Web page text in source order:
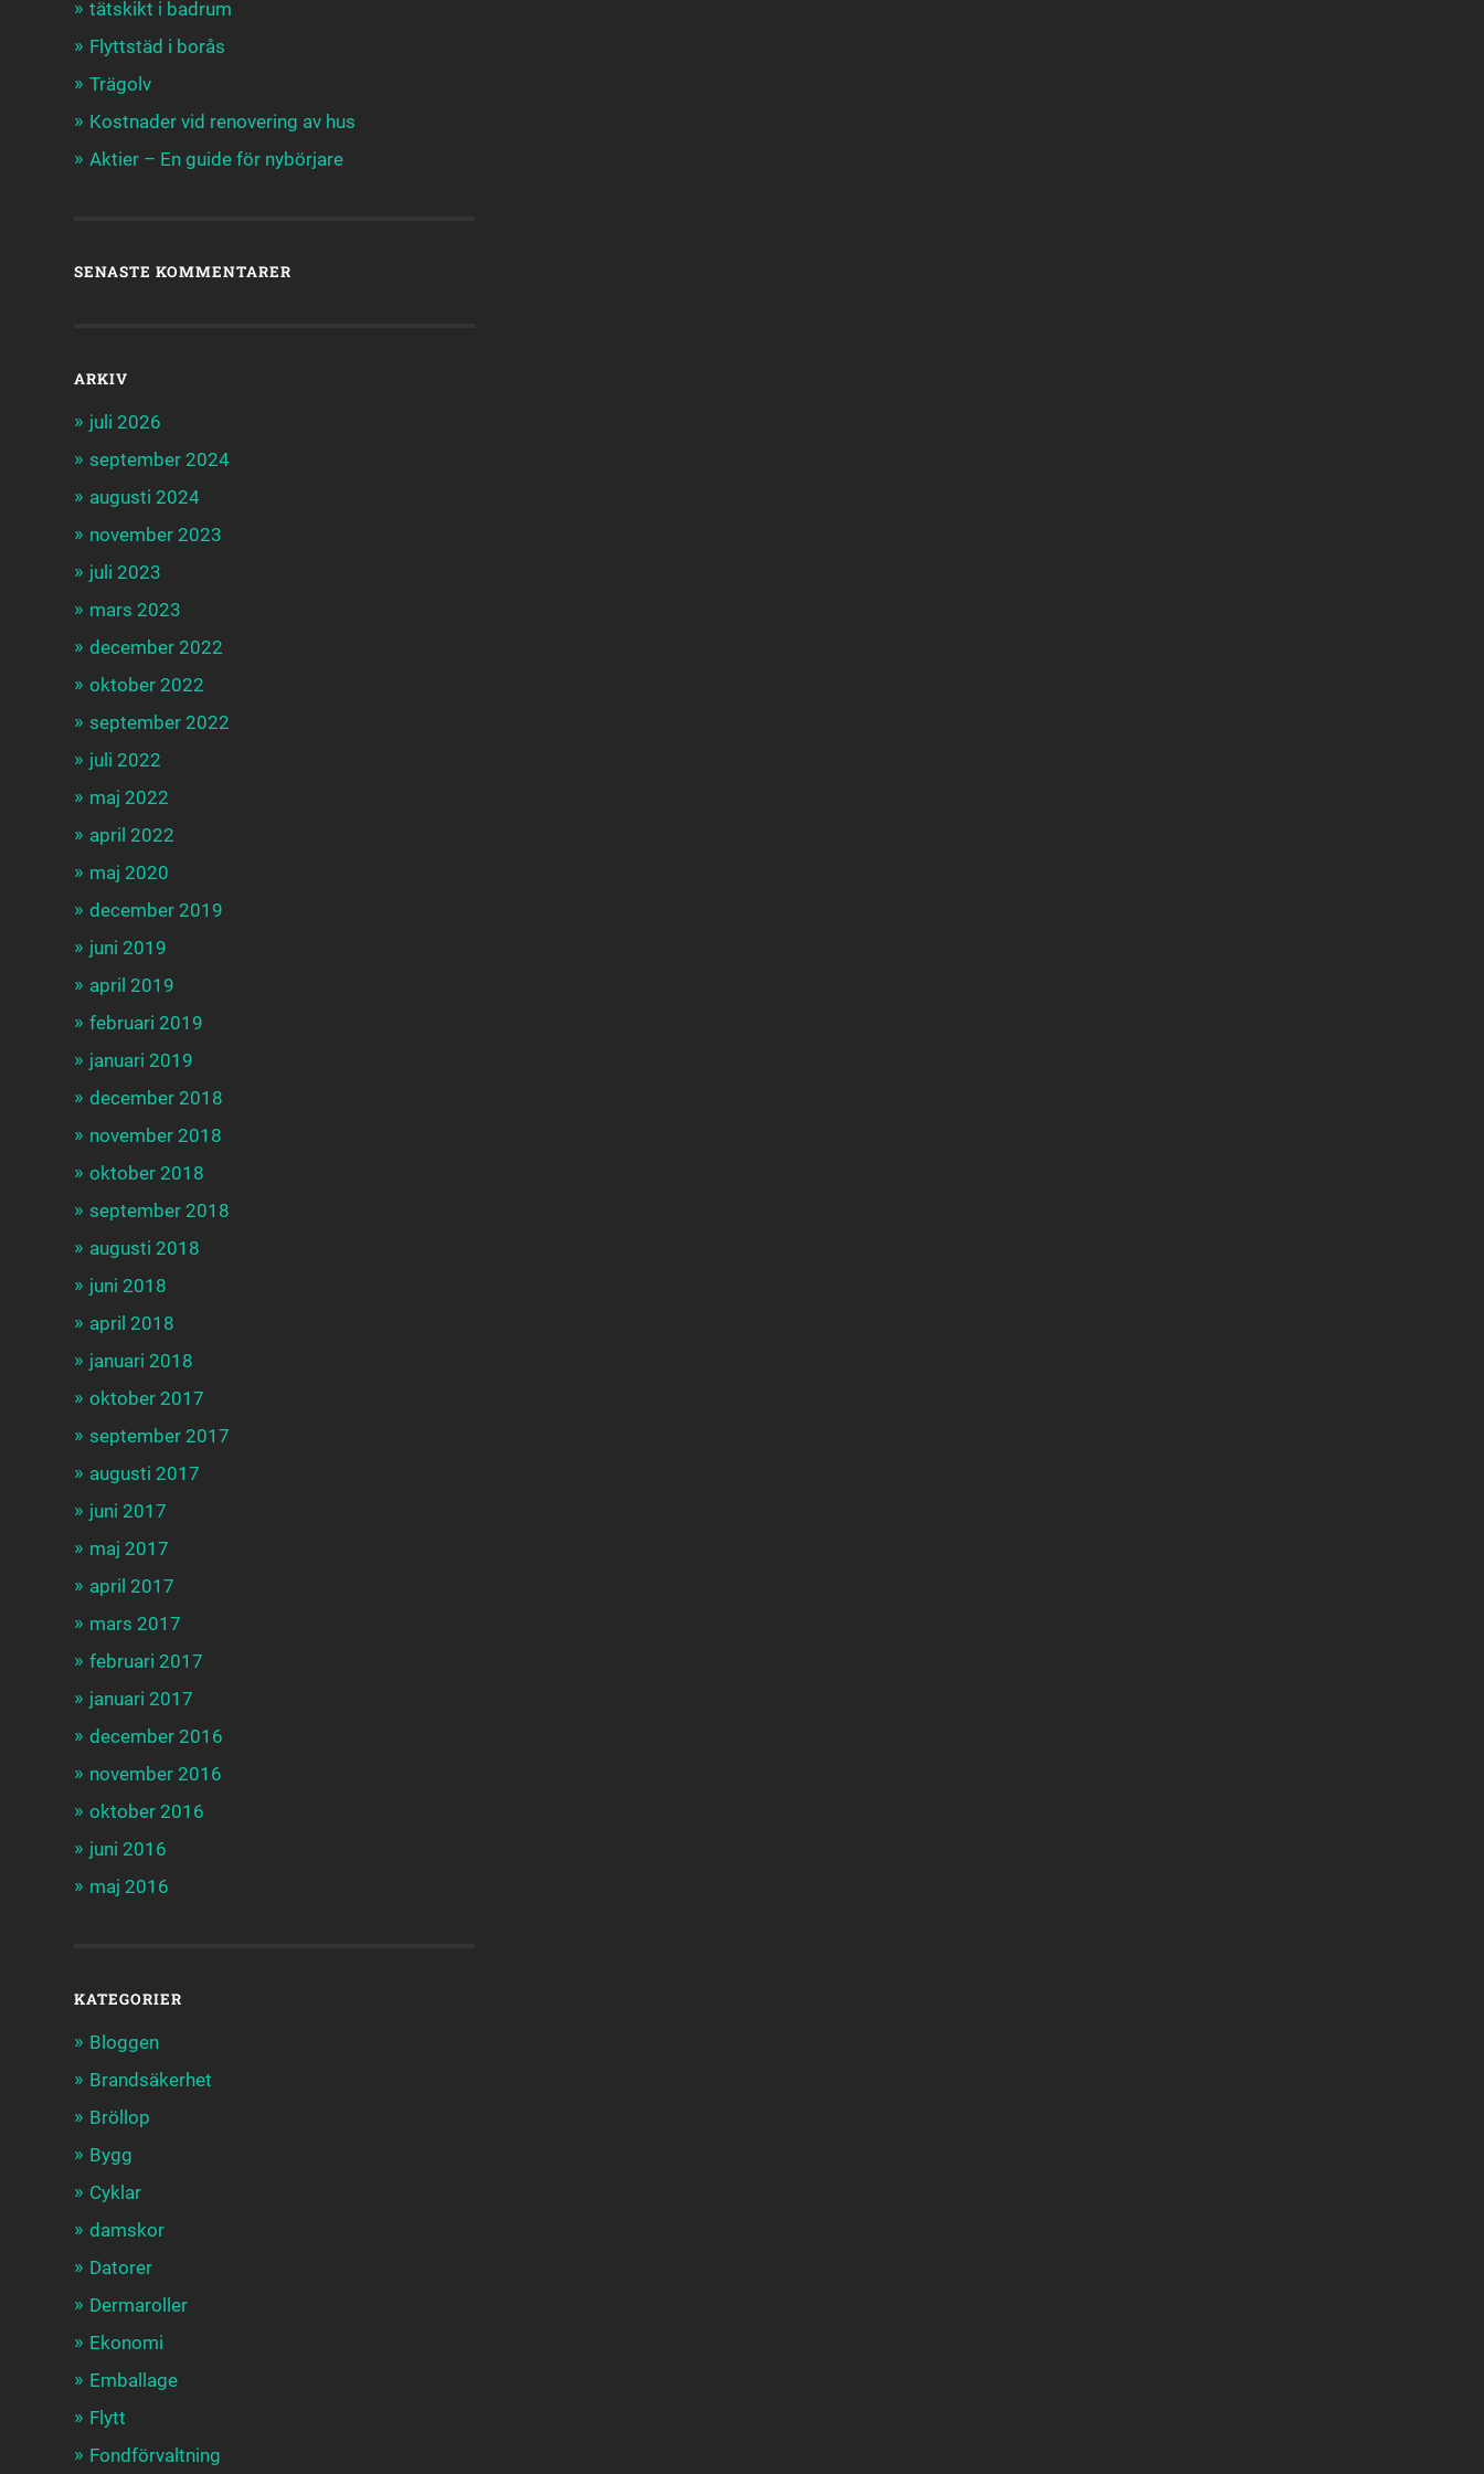
tätskikt i badrum
Flyttstäd i borås
Trägolv
Kostnader vid renovering av hus
Aktier – En guide för nybörjare
SENASTE KOMMENTARER
ARKIV
juli 2026
september 2024
augusti 2024
november 2023
juli 2023
mars 2023
december 2022
oktober 2022
september 2022
juli 2022
maj 2022
april 2022
maj 2020
december 2019
juni 2019
april 2019
februari 2019
januari 2019
december 2018
november 2018
oktober 2018
september 2018
augusti 2018
juni 2018
april 2018
januari 2018
oktober 2017
september 2017
augusti 2017
juni 2017
maj 2017
april 2017
mars 2017
februari 2017
januari 2017
december 2016
november 2016
oktober 2016
juni 2016
maj 2016
KATEGORIER
Bloggen
Brandsäkerhet
Bröllop
Bygg
Cyklar
damskor
Datorer
Dermaroller
Ekonomi
Emballage
Flytt
Fondförvaltning